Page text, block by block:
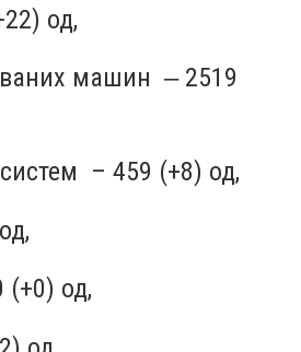
од,
машин ‒ 2519
– 459 (+8) од,
од,